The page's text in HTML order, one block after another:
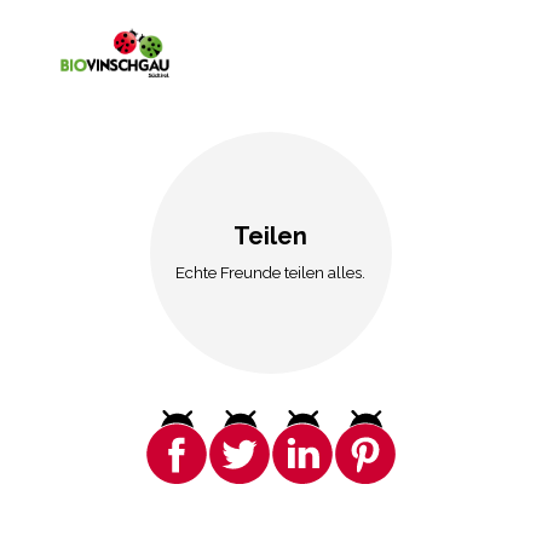
Teilen
Echte Freunde teilen alles.